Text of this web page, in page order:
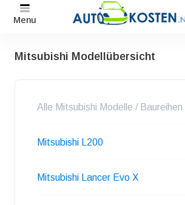
Menu
Mitsubishi Modellübersicht
Alle Mitsubishi Modelle / Baureihen
Mitsubishi L200
Mitsubishi Lancer Evo X